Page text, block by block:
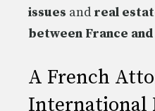
issues and real
between France
A French
International